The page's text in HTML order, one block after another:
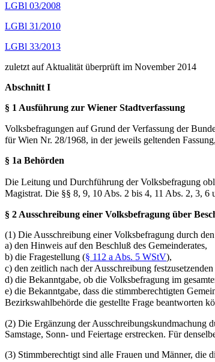
LGBl 03/2008
LGBl 31/2010
LGBl 33/2013
zuletzt auf Aktualität überprüft im November 2014
Abschnitt I
§ 1 Ausführung zur Wiener Stadtverfassung
Volksbefragungen auf Grund der Verfassung der
für Wien Nr. 28/1968, in der jeweils geltenden
§ 1a Behörden
Die Leitung und Durchführung der Volksbefragung
Magistrat. Die §§ 8, 9, 10 Abs. 2 bis 4, 11 Abs. 2, 3,
§ 2 Ausschreibung einer Volksbefragung über
(1) Die Ausschreibung einer Volksbefragung durch
a) den Hinweis auf den Beschluß des Gemeinderates,
b) die Fragestellung (§ 112 a Abs. 5 WStV),
c) den zeitlich nach der Ausschreibung
d) die Bekanntgabe, ob die Volksbefragung im
e) die Bekanntgabe, dass die stimmberechtigten
Bezirkswahlbehörde die gestellte Frage beantworten
(2) Die Ergänzung der Ausschreibungskundmachung
Samstage, Sonn- und Feiertage erstrecken. Für
(3) Stimmberechtigt sind alle Frauen und Männer, die